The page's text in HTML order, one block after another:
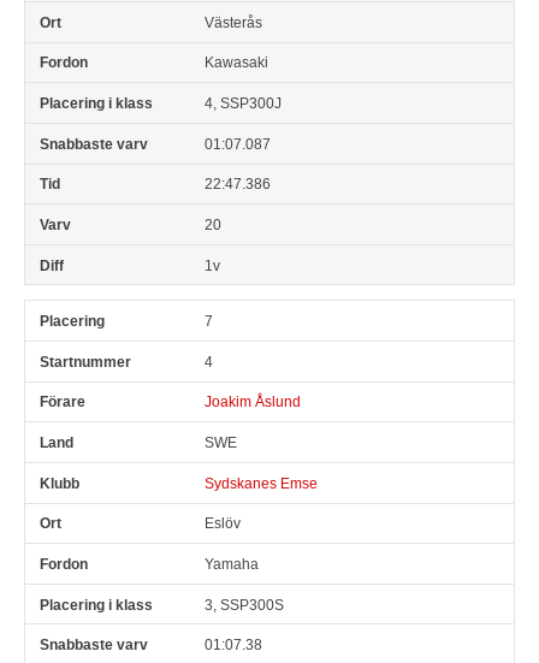
Västerås
Kawasaki
4, SSP300J
01:07.087
22:47.386
20
1v
7
4
Joakim Åslund
SWE
Sydskanes Emse
Eslöv
Yamaha
3, SSP300S
01:07.38